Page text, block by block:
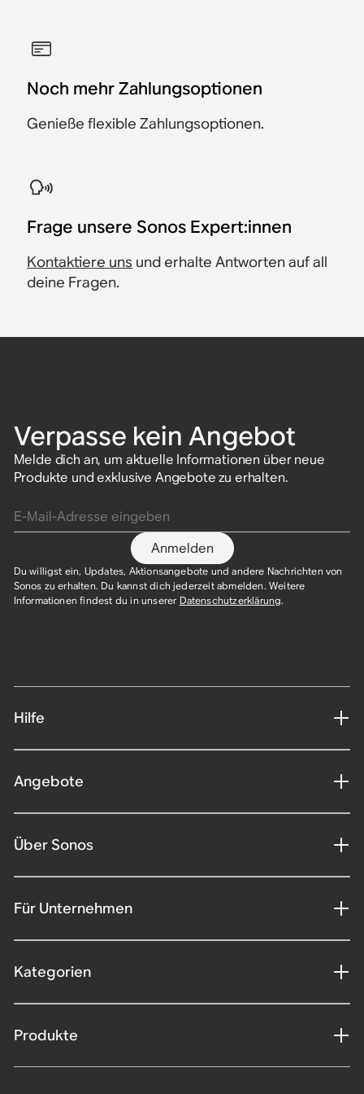
Noch mehr Zahlungsoptionen
Genieße flexible Zahlungsoptionen.
​Frage unsere Sonos Expert:innen
Kontaktiere uns und erhalte Antworten auf all
deine Fragen.
Verpasse kein Angebot
Melde dich an, um aktuelle Informationen über neue
Produkte und exklusive Angebote zu erhalten.
Anmelden
Du willigst ein, Updates, Aktionsangebote und andere Nachrichten von
Sonos zu erhalten. Du kannst dich jederzeit abmelden. Weitere
Informationen findest du in unserer Datenschutzerklärung.​
Hilfe
Angebote
Über Sonos
Für Unternehmen
Kategorien
Produkte